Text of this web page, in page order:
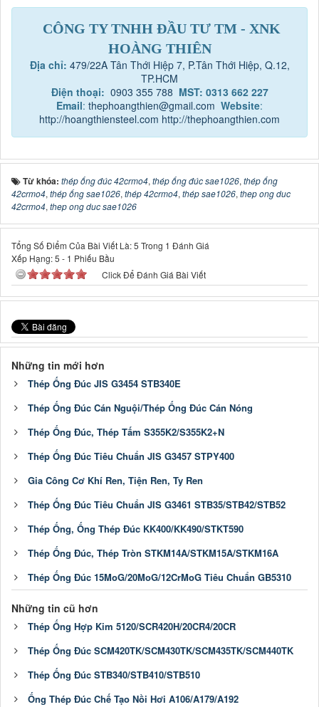
CÔNG TY TNHH ĐẦU TƯ TM - XNK
HOÀNG THIÊN
Địa chỉ: 479/22A Tân Thới Hiệp 7, P.Tân Thới Hiệp, Q.12,
TP.HCM
Điện thoại: 0903 355 788 MST: 0313 662 227
Email: thephoangthien@gmail.com Website:
http://hoangthiensteel.com http://thephoangthien.com
Từ khóa: thép ống đúc 42crmo4, thép ống đúc sae1026, thép ống
42crmo4, thép ống sae1026, thép 42crmo4, thép sae1026, thep ong duc
42crmo4, thep ong duc sae1026
Tổng Số Điểm Của Bài Viết Là: 5 Trong 1 Đánh Giá
Xếp Hạng:5 - 1 Phiếu Bầu
Click Để Đánh Giá Bài Viết
Những tin mới hơn
Thép Ống Đúc JIS G3454 STB340E
Thép Ống Đúc Cán Nguội/Thép Ống Đúc Cán Nóng
Thép Ống Đúc, Thép Tấm S355K2/S355K2+N
Thép Ống Đúc Tiêu Chuẩn JIS G3457 STPY400
Gia Công Cơ Khí Ren, Tiện Ren, Ty Ren
Thép Ống Đúc Tiêu Chuẩn JIS G3461 STB35/STB42/STB52
Thép Ống, Ống Thép Đúc KK400/KK490/STKT590
Thép Ống Đúc, Thép Tròn STKM14A/STKM15A/STKM16A
Thép Ống Đúc 15MoG/20MoG/12CrMoG Tiêu Chuẩn GB5310
Những tin cũ hơn
Thép Ống Hợp Kim 5120/SCR420H/20CR4/20CR
Thép Ống Đúc SCM420TK/SCM430TK/SCM435TK/SCM440TK
Thép Ống Đúc STB340/STB410/STB510
Ống Thép Đúc Chế Tạo Nồi Hơi A106/A179/A192